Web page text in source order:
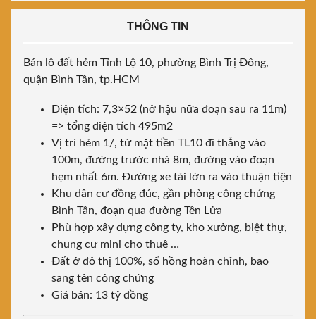
THÔNG TIN
Bán lô đất hẻm Tỉnh Lộ 10, phường Bình Trị Đông,
quận Bình Tân, tp.HCM
Diện tích: 7,3×52 (nở hậu nữa đoạn sau ra 11m)
=> tổng diện tích 495m2
Vị trí hẻm 1/, từ mặt tiền TL10 đi thẳng vào
100m, đường trước nhà 8m, đường vào đoạn
hẹm nhất 6m. Đường xe tải lớn ra vào thuận tiện
Khu dân cư đồng đúc, gần phòng công chứng
Bình Tân, đoạn qua đường Tên Lửa
Phù hợp xây dựng công ty, kho xưởng, biệt thự,
chung cư mini cho thuê …
Đất ở đô thị 100%, sổ hồng hoàn chỉnh, bao
sang tên công chứng
Giá bán: 13 tỷ đồng